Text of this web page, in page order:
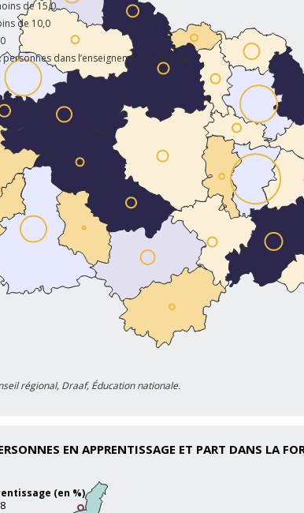
de 15,0
de 10,0
dans l’enseignement supérieur
régional, Draaf, Éducation nationale.
EN APPRENTISSAGE ET PART DANS LA
(en %)